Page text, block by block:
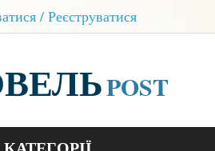
/ Реєструватися
POST